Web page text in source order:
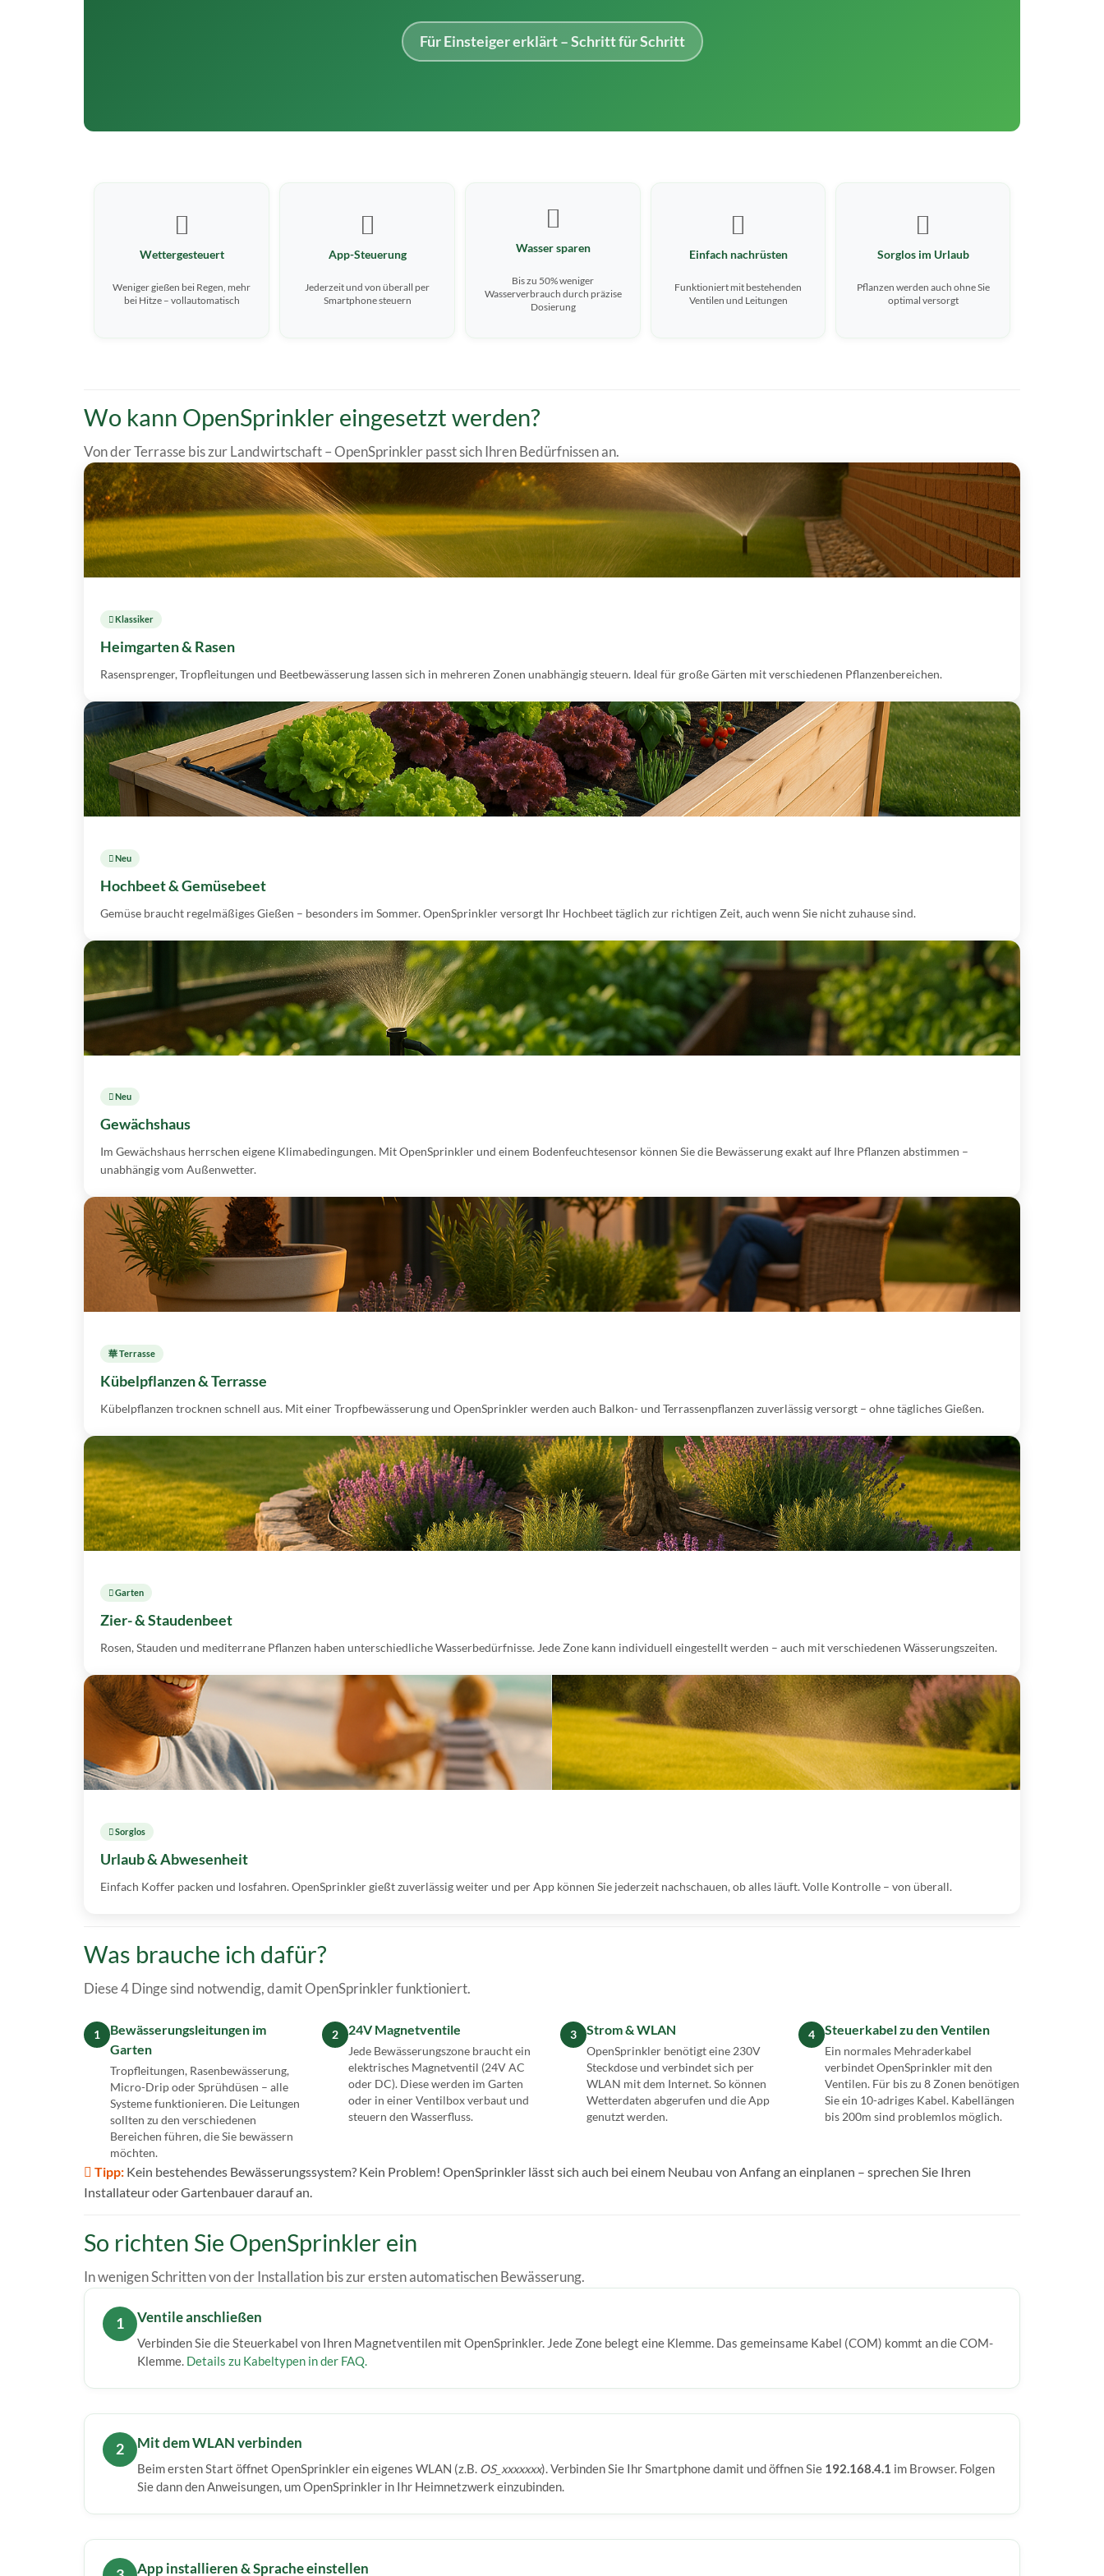
Für Einsteiger erklärt – Schritt für Schritt
️
Wettergesteuert
Weniger gießen bei Regen, mehr
bei Hitze – vollautomatisch

App-Steuerung
Jederzeit und von überall per
Smartphone steuern

Wasser sparen
Bis zu 50% weniger
Wasserverbrauch durch präzise
Dosierung

Einfach nachrüsten
Funktioniert mit bestehenden
Ventilen und Leitungen
️
Sorglos im Urlaub
Pflanzen werden auch ohne Sie
optimal versorgt
Wo kann OpenSprinkler eingesetzt werden?
Von der Terrasse bis zur Landwirtschaft – OpenSprinkler passt sich Ihren Bedürfnissen an.
 Klassiker
Heimgarten & Rasen
Rasensprenger, Tropfleitungen und Beetbewässerung lassen sich in mehreren Zonen unabhängig steuern. Ideal für große Gärten mit verschiedenen Pflanzenbereichen.
 Neu
Hochbeet & Gemüsebeet
Gemüse braucht regelmäßiges Gießen – besonders im Sommer. OpenSprinkler versorgt Ihr Hochbeet täglich zur richtigen Zeit, auch wenn Sie nicht zuhause sind.
 Neu
Gewächshaus
Im Gewächshaus herrschen eigene Klimabedingungen. Mit OpenSprinkler und einem Bodenfeuchtesensor können Sie die Bewässerung exakt auf Ihre Pflanzen abstimmen –
unabhängig vom Außenwetter.
華 Terrasse
Kübelpflanzen & Terrasse
Kübelpflanzen trocknen schnell aus. Mit einer Tropfbewässerung und OpenSprinkler werden auch Balkon- und Terrassenpflanzen zuverlässig versorgt – ohne tägliches Gießen.
 Garten
Zier- & Staudenbeet
Rosen, Stauden und mediterrane Pflanzen haben unterschiedliche Wasserbedürfnisse. Jede Zone kann individuell eingestellt werden – auch mit verschiedenen Wässerungszeiten.
️ Sorglos
Urlaub & Abwesenheit
Einfach Koffer packen und losfahren. OpenSprinkler gießt zuverlässig weiter und per App können Sie jederzeit nachschauen, ob alles läuft. Volle Kontrolle – von überall.
Was brauche ich dafür?
Diese 4 Dinge sind notwendig, damit OpenSprinkler funktioniert.
1
Bewässerungsleitungen im
Garten
Tropfleitungen, Rasenbewässerung,
Micro-Drip oder Sprühdüsen – alle
Systeme funktionieren. Die Leitungen
sollten zu den verschiedenen
Bereichen führen, die Sie bewässern
möchten.
2 24V Magnetventile
Jede Bewässerungszone braucht ein
elektrisches Magnetventil (24V AC
oder DC). Diese werden im Garten
oder in einer Ventilbox verbaut und
steuern den Wasserfluss.
3 Strom & WLAN
OpenSprinkler benötigt eine 230V
Steckdose und verbindet sich per
WLAN mit dem Internet. So können
Wetterdaten abgerufen und die App
genutzt werden.
4 Steuerkabel zu den Ventilen
Ein normales Mehraderkabel
verbindet OpenSprinkler mit den
Ventilen. Für bis zu 8 Zonen benötigen
Sie ein 10-adriges Kabel. Kabellängen
bis 200m sind problemlos möglich.
 Tipp: Kein bestehendes Bewässerungssystem? Kein Problem! OpenSprinkler lässt sich auch bei einem Neubau von Anfang an einplanen – sprechen Sie Ihren
Installateur oder Gartenbauer darauf an.
So richten Sie OpenSprinkler ein
In wenigen Schritten von der Installation bis zur ersten automatischen Bewässerung.
1 Ventile anschließen
Verbinden Sie die Steuerkabel von Ihren Magnetventilen mit OpenSprinkler. Jede Zone belegt eine Klemme. Das gemeinsame Kabel (COM) kommt an die COM-
Klemme. Details zu Kabeltypen in der FAQ.
2 Mit dem WLAN verbinden
Beim ersten Start öffnet OpenSprinkler ein eigenes WLAN (z.B. OS_xxxxxxx). Verbinden Sie Ihr Smartphone damit und öffnen Sie 192.168.4.1 im Browser. Folgen
Sie dann den Anweisungen, um OpenSprinkler in Ihr Heimnetzwerk einzubinden.
App installieren & Sprache einstellen